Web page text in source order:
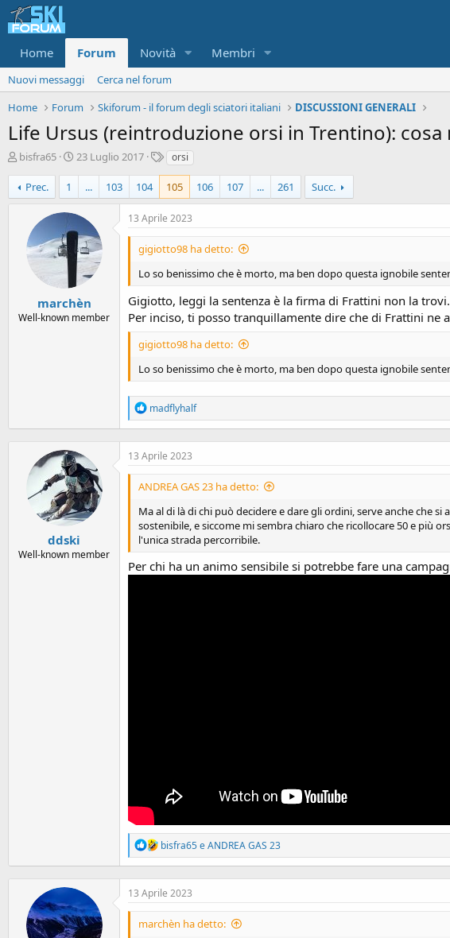
Home Forum Novità Membri
Nuovi messaggi
Cerca nel forum
Home
Forum Skiforum - il forum degli sciatori italiani DISCUSSIONI GENERALI
Life Ursus (reintroduzione orsi in Trentino): cosa
A
t
o
s
bisfra65
D
a
d
'
i
n
i
z
i
o
23 Luglio 2017
T
g
orsi
Prec. 1 ... 103 104 105 106 107 ... 261 Succ.
marchèn
Well-known member
13 Aprile 2023
gigiotto98 ha detto:
Lo so benissimo che è morto, ma ben dopo questa ignobile
Gigiotto, leggi la sentenza è la firma di Frattini non la trovi.
Per inciso, ti posso tranquillamente dire che di Frattini ne
gigiotto98 ha detto:
Lo so benissimo che è morto, ma ben dopo questa ignobile
R
e
a
c
t
o
s
:
madflyhalf
ddski
Well-known member
13 Aprile 2023
ANDREA GAS 23 ha detto:
Ma al di là di chi può decidere e dare gli ordini, serve anche che
sostenibile, e siccome mi sembra chiaro che ricollocare 50 e più
l'unica strada percorribile.
Per chi ha un animo sensibile si potrebbe fare una
R
e
a
c
t
o
bisfra65eANDREA GAS 23
13 Aprile 2023
marchèn ha detto: